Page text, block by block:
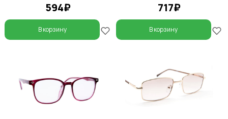
594₽
В корзину
717₽
В корзину